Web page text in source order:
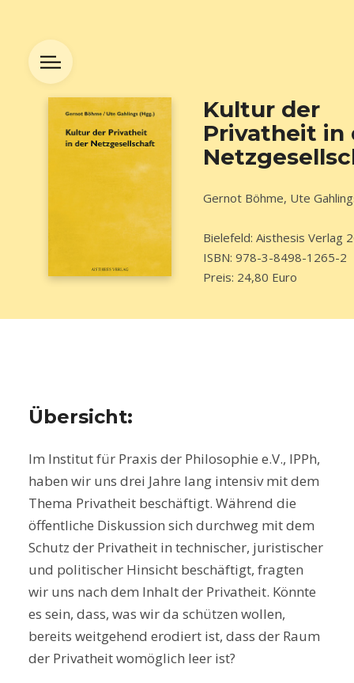
Kultur der
Privatheit in
Gernot Böhme, Ute
Bielefeld: Aisthesis Verlag
ISBN: 978-3-8498-1265-2
Preis: 24,80 Euro
Übersicht:
Im Institut für Praxis der Philosophie e.V., IPPh,
haben wir uns drei Jahre lang intensiv mit dem
Thema Privatheit beschäftigt. Während die
öffentliche Diskussion sich durchweg mit dem
Schutz der Privatheit in technischer, juristischer
und politischer Hinsicht beschäftigt, fragten
wir uns nach dem Inhalt der Privatheit. Könnte
es sein, dass, was wir da schützen wollen,
bereits weitgehend erodiert ist, dass der Raum
der Privatheit womöglich leer ist?